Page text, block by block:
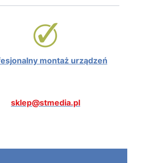
montaż urządzeń
sklep@stmedia.pl